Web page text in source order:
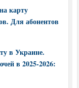
карту
Для абонентов
в Украине.
в 2025-2026: